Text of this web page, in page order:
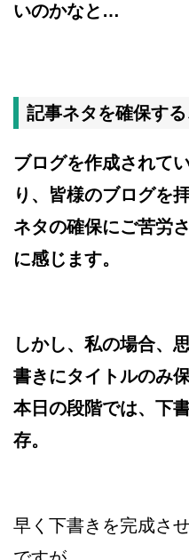
いのかなと…
記事ネタを確保する
ブログを作成されて
り、皆様のブログを
ネタの確保にご苦労
に感じます。
しかし、私の場合、
書きにタイトルのみ
本日の段階では、下
存。
早く下書きを完成さ